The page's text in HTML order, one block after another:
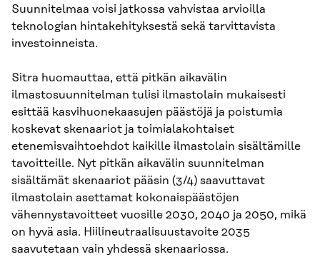
Suunnitelmaa voisi jatkossa vahvistaa arvioilla
teknologian hintakehityksestä sekä tarvittavista
investoinneista.
Sitra huomauttaa, että pitkän aikavälin
ilmastosuunnitelman tulisi ilmastolain mukaisesti
esittää kasvihuonekaasujen päästöjä ja poistumia
koskevat skenaariot ja toimialakohtaiset
etenemisvaihtoehdot kaikille ilmastolain sisältämille
tavoitteille. Nyt pitkän aikavälin suunnitelman
sisältämät skenaariot pääsin (3/4) saavuttavat
ilmastolain asettamat kokonaispäästöjen
vähennystavoitteet vuosille 2030, 2040 ja 2050, mikä
on hyvä asia. Hiilineutraalisuustavoite 2035
saavutetaan vain yhdessä skenaariossa.